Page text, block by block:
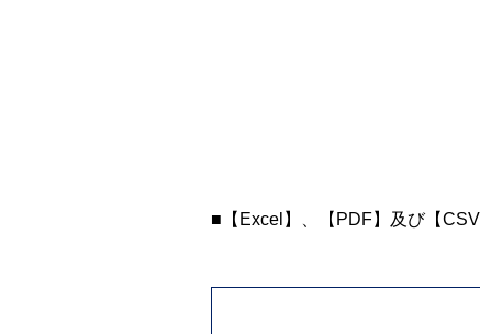
■【Excel】、【PDF】及び【CSV